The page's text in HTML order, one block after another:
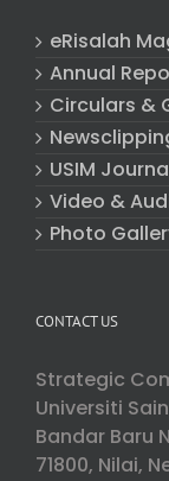
eRisalah
Annual
Circulars &
USIM
Video &
Photo
CONTACT US
Strategic
Universiti
Bandar Baru
71800, Nilai,